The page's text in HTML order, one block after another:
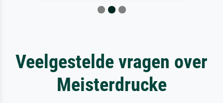
Veelgestelde vragen over
Meisterdrucke